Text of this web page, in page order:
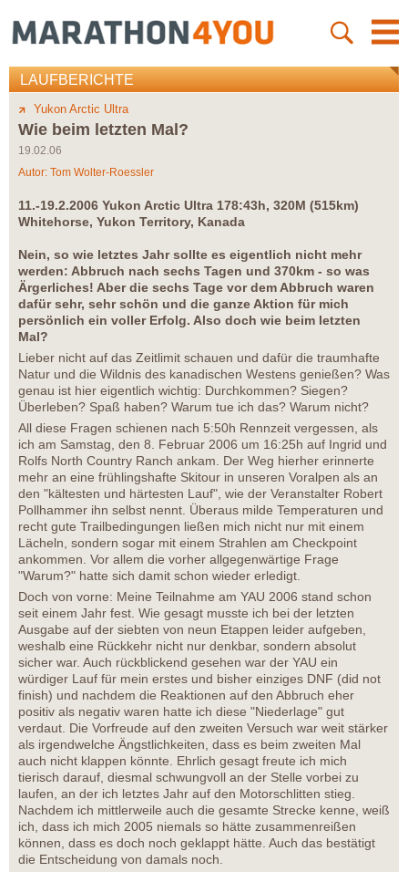
LAUFBERICHTE
Yukon Arctic Ultra
Wie beim letzten Mal?
19.02.06
Autor: Tom Wolter-Roessler
11.-19.2.2006 Yukon Arctic Ultra 178:43h, 320M (515km)
Whitehorse, Yukon Territory, Kanada
Nein, so wie letztes Jahr sollte es eigentlich nicht mehr
werden: Abbruch nach sechs Tagen und 370km - so was
Ärgerliches! Aber die sechs Tage vor dem Abbruch waren
dafür sehr, sehr schön und die ganze Aktion für mich
persönlich ein voller Erfolg. Also doch wie beim letzten
Mal?
Lieber nicht auf das Zeitlimit schauen und dafür die traumhafte
Natur und die Wildnis des kanadischen Westens genießen? Was
genau ist hier eigentlich wichtig: Durchkommen? Siegen?
Überleben? Spaß haben? Warum tue ich das? Warum nicht?
All diese Fragen schienen nach 5:50h Rennzeit vergessen, als
ich am Samstag, den 8. Februar 2006 um 16:25h auf Ingrid und
Rolfs North Country Ranch ankam. Der Weg hierher erinnerte
mehr an eine frühlingshafte Skitour in unseren Voralpen als an
den "kältesten und härtesten Lauf", wie der Veranstalter Robert
Pollhammer ihn selbst nennt. Überaus milde Temperaturen und
recht gute Trailbedingungen ließen mich nicht nur mit einem
Lächeln, sondern sogar mit einem Strahlen am Checkpoint
ankommen. Vor allem die vorher allgegenwärtige Frage
"Warum?" hatte sich damit schon wieder erledigt.
Doch von vorne: Meine Teilnahme am YAU 2006 stand schon
seit einem Jahr fest. Wie gesagt musste ich bei der letzten
Ausgabe auf der siebten von neun Etappen leider aufgeben,
weshalb eine Rückkehr nicht nur denkbar, sondern absolut
sicher war. Auch rückblickend gesehen war der YAU ein
würdiger Lauf für mein erstes und bisher einziges DNF (did not
finish) und nachdem die Reaktionen auf den Abbruch eher
positiv als negativ waren hatte ich diese "Niederlage" gut
verdaut. Die Vorfreude auf den zweiten Versuch war weit stärker
als irgendwelche Ängstlichkeiten, dass es beim zweiten Mal
auch nicht klappen könnte. Ehrlich gesagt freute ich mich
tierisch darauf, diesmal schwungvoll an der Stelle vorbei zu
laufen, an der ich letztes Jahr auf den Motorschlitten stieg.
Nachdem ich mittlerweile auch die gesamte Strecke kenne, weiß
ich, dass ich mich 2005 niemals so hätte zusammenreißen
können, dass es doch noch geklappt hätte. Auch das bestätigt
die Entscheidung von damals noch.